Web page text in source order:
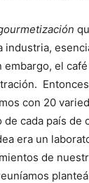
industria,
el
con 20
cada país de
era un
de